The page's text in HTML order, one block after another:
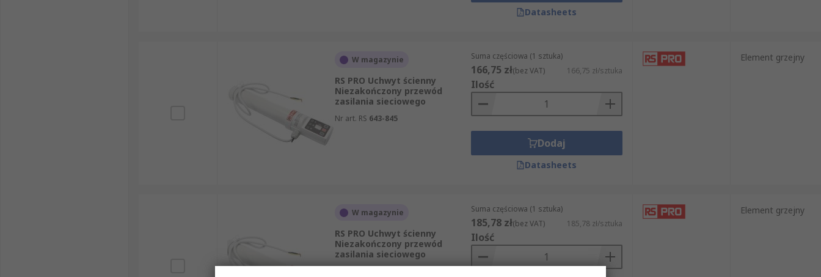
Datasheets
W magazynie
RS PRO Uchwyt ścienny
Niezakończony przewód
zasilania sieciowego
Nr art. RS 643-845
Suma częściowa (1 sztuka)
166,75 zł(bez VAT) 166,75 zł/sztuka
Ilość
Dodaj
Datasheets
Element grzejny
W magazynie
RS PRO Uchwyt ścienny
Niezakończony przewód
zasilania sieciowego
Suma częściowa (1 sztuka)
185,78 zł(bez VAT) 185,78 zł/sztuka
Ilość
Element grzejny